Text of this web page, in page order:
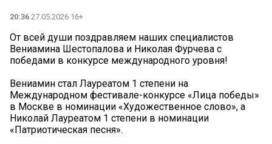
20:36 27.05.2026 16+
От всей души поздравляем наших специалистов
Вениамина Шестопалова и Николая Фурчева с
победами в конкурсе международного уровня!
Вениамин стал Лауреатом 1 степени на
Международном фестивале-конкурсе «Лица победы»
в Москве в номинации «Художественное слово», а
Николай Лауреатом 1 степени в номинации
«Патриотическая песня».